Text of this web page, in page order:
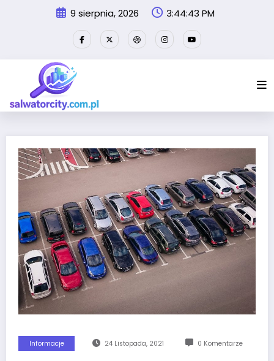
9 sierpnia, 2026 3:44:44 PM
Informacje 24 Listopada, 2021 0 Komentarze